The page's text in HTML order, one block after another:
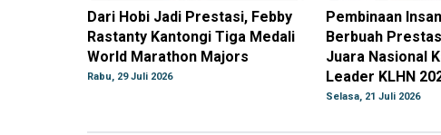
Dari Hobi Jadi Prestasi, Febby
Rastanty Kantongi Tiga Medali
World Marathon Majors
Rabu, 29 Juli 2026
Pembinaan
Berbuah
Juara Nasional
Leader KLHN
Selasa, 21 Juli 2026